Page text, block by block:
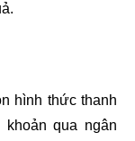
hình thức thanh
qua ngân